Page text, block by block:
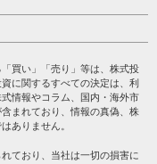
買い」「売り」等は、株式投
に関するすべての決定は、利
情報やコラム、国内・海外市
まれており、情報の真偽、株
ありません。
ており、当社は一切の損害に